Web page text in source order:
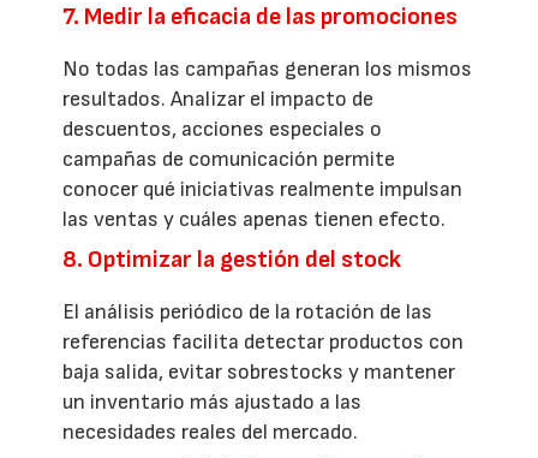
7. Medir la eficacia de las promociones
No todas las campañas generan los mismos
resultados. Analizar el impacto de
descuentos, acciones especiales o
campañas de comunicación permite
conocer qué iniciativas realmente impulsan
las ventas y cuáles apenas tienen efecto.
8. Optimizar la gestión del stock
El análisis periódico de la rotación de las
referencias facilita detectar productos con
baja salida, evitar sobrestocks y mantener
un inventario más ajustado a las
necesidades reales del mercado.